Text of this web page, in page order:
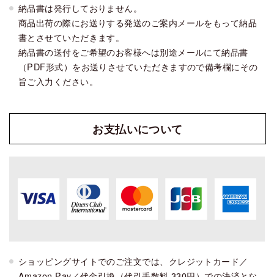
納品書は発行しておりません。
商品出荷の際にお送りする発送のご案内メールをもって納品
書とさせていただきます。
納品書の送付をご希望のお客様へは別途メールにて納品書
（PDF形式）をお送りさせていただきますので備考欄にその
旨ご入力ください。
お支払いについて
ショッピングサイトでのご注文では、クレジットカード／